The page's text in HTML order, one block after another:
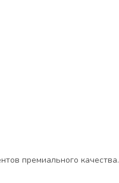
премиального качества.